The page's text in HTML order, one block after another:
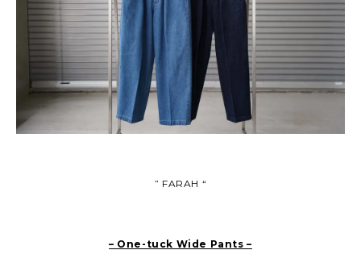
” FARAH “
– One-tuck Wide Pants –